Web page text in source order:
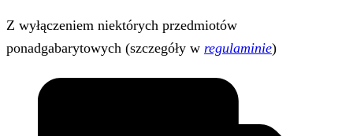
Z wyłączeniem niektórych przedmiotów
ponadgabarytowych (szczegóły w regulaminie)